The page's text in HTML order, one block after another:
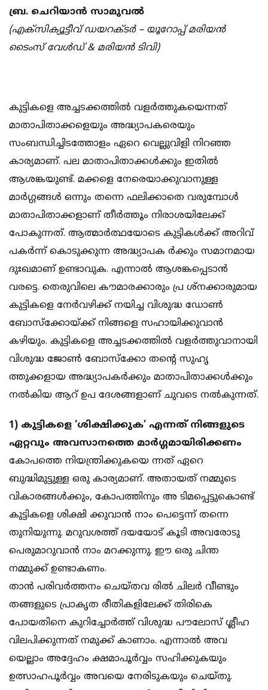
ബ്ര. ചെറിയാന്‍ സാമുവല്‍
(എക്‌സിക്യൂട്ടീവ് ഡയറക്ടര്‍ – യൂറോപ്പ് മരിയന്‍
ടൈംസ് വേള്‍ഡ് & മരിയന്‍ ടിവി)
കുട്ടികളെ അച്ചടക്കത്തില്‍ വളര്‍ത്തുകയെന്നത്
മാതാപിതാക്കളെയും അദ്ധ്യാപകരെയും
സംബന്ധിച്ചിടത്തോളം ഏറെ വെല്ലുവിളി നിറഞ്ഞ
കാര്യമാണ്. പല മാതാപിതാക്കള്‍ക്കും ഇതില്‍
ആശങ്കയുണ്ട്. മക്കളെ നേരെയാക്കുവാനുള്ള
മാര്‍ഗ്ഗങ്ങള്‍ ഒന്നും തന്നെ ഫലിക്കാതെ വരുമ്പോള്‍
മാതാപിതാക്കളാണ് തീര്‍ത്തൂം നിരാശയിലേക്ക്
പോകുന്നത്. ആത്മാര്‍ത്ഥയോടെ കുട്ടികള്‍ക്ക് അറിവ്
പകര്‍ന്ന് കൊടുക്കുന്ന അദ്ധ്യാപക ര്‍ക്കും സമാനമായ
ദുഃഖമാണ് ഉണ്ടാവുക. എന്നാല്‍ ആശങ്കപ്പെടാന്‍
വരട്ടെ. തെരുവിലെ കൗമാരക്കാരും പ്ര ശ്‌നക്കാരുമായ
കുട്ടികളെ നേര്‍വഴിക്ക് നയിച്ച വിശുദ്ധ ഡോണ്‍
ബോസ്‌ക്കോയ്ക്ക് നിങ്ങളെ സഹായിക്കുവാന്‍
കഴിയും. കുട്ടികളെ അച്ചടക്കത്തില്‍ വളര്‍ത്തുവാനായി
വിശുദ്ധ ജോണ്‍ ബോസ്‌ക്കോ തന്റെ സുഹൃ
ത്തുക്കളായ അദ്ധ്യാപകര്‍ക്കും മാതാപിതാക്കള്‍ക്കും
നല്‍കിയ ആറ് ഉപ ദേശങ്ങളാണ് ചുവടെ നല്‍കുന്നത്.
1) കുട്ടികളെ ‘ശിക്ഷിക്കുക’ എന്നത് നിങ്ങളുടെ
ഏറ്റവും അവസാനത്തെ മാര്‍ഗ്ഗമായിരിക്കണം
കോപത്തെ നിയന്ത്രിക്കുകയെ ന്നത് ഏറെ
ബുദ്ധിമുട്ടുള്ള ഒരു കാര്യമാണ്. അതായത് നമ്മുടെ
വികാരങ്ങള്‍ക്കും, കോപത്തിനും അ ടിമപ്പെട്ടുകൊണ്ട്
കുട്ടികളെ ശിക്ഷി ക്കുവാന്‍ നാം പെട്ടെന്ന് തന്നെ
തുനിയുന്നു. മറുവശത്ത് ദയയോട് കൂടി അവരോടു
പെരുമാറുവാന്‍ നാം മറക്കുന്നു. ഈ ഒരു ചിന്ത
നമ്മുക്ക് ഉണ്ടാകണം.
താന്‍ പരിവര്‍ത്തനം ചെയ്തവ രില്‍ ചിലര്‍ വീണ്ടും
തങ്ങളുടെ പ്രാകൃത രീതികളിലേക്ക് തിരികെ
പോയതിനെ കുറിച്ചോര്‍ത്ത് വിശുദ്ധ പൗലോസ് ശ്ലീഹ
വിലപിക്കുന്നത് നമുക്ക് കാണാം. എന്നാല്‍ അവ
യെല്ലാം അദ്ദേഹം ക്ഷമാപൂര്‍വ്വം സഹിക്കുകയും
ഉത്സാഹപൂര്‍വ്വം അവയെ നേരിടുകയും ചെയ്തു.